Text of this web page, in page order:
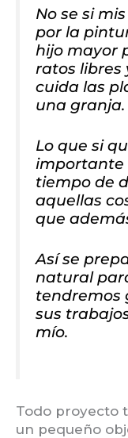
No se si
por la
hijo mayor
ratos libres
cuida las
una granja.
Lo que si
importante
tiempo de
aquellas
que
Así se
natural
tendremos
sus
mío.
Todo proyecto
un pequeño